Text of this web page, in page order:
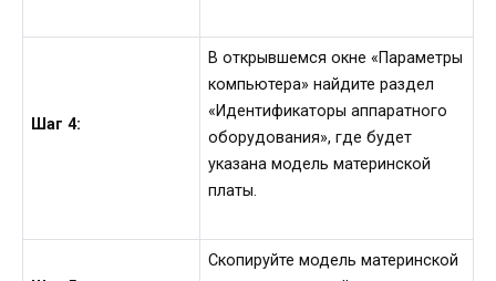
Шаг 4:
В открывшемся окне «Параметры
компьютера» найдите раздел
«Идентификаторы аппаратного
оборудования», где будет
указана модель материнской
платы.
Скопируйте модель материнской